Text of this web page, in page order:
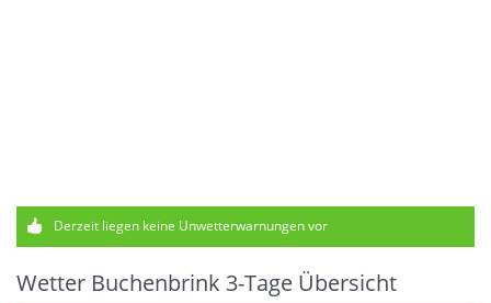
Derzeit liegen keine Unwetterwarnungen vor
Wetter Buchenbrink 3-Tage Übersicht